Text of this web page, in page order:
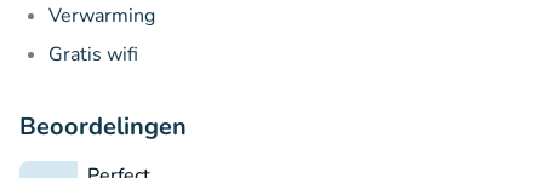
Verwarming
Gratis wifi
Beoordelingen